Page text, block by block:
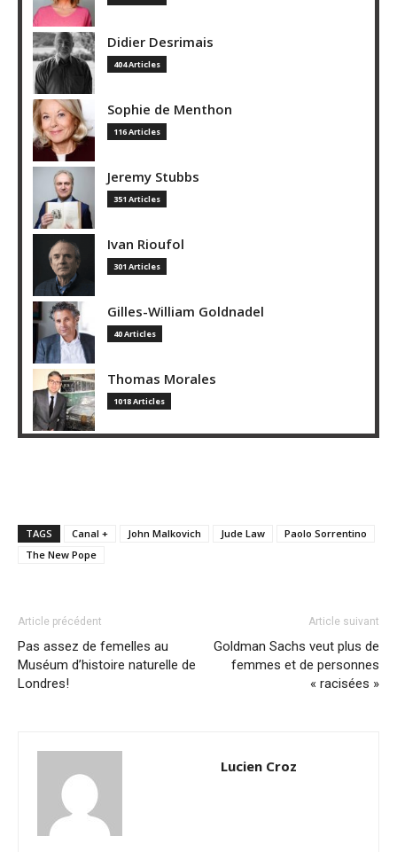
Didier Desrimais
404 Articles
Sophie de Menthon
116 Articles
Jeremy Stubbs
351 Articles
Ivan Rioufol
301 Articles
Gilles-William Goldnadel
40 Articles
Thomas Morales
1018 Articles
TAGS Canal + John Malkovich Jude Law
Paolo Sorrentino
The New Pope
Article précédent
Pas assez de femelles au
Muséum d’histoire naturelle de
Londres!
Article suivant
Goldman Sachs veut plus de
femmes et de personnes
« racisées »
Lucien Croz